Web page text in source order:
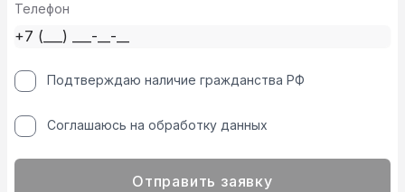
Телефон
Подтверждаю наличие гражданства РФ
Соглашаюсь на обработку данных
Отправить заявку